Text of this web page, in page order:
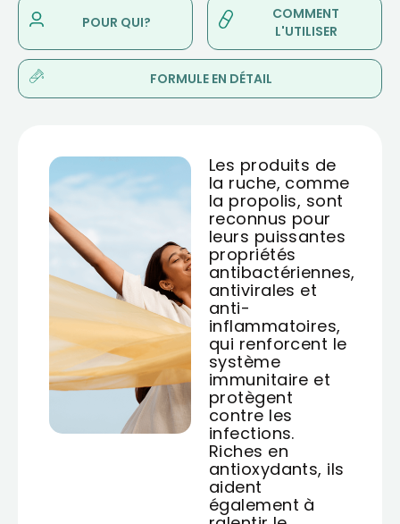
POUR QUI?
COMMENT
L'UTILISER
FORMULE EN DÉTAIL
Les produits de
la ruche, comme
la propolis, sont
reconnus pour
leurs puissantes
propriétés
antibactériennes,
antivirales et
anti-
inflammatoires,
qui renforcent le
système
immunitaire et
protègent
contre les
infections.
Riches en
antioxydants, ils
aident
également à